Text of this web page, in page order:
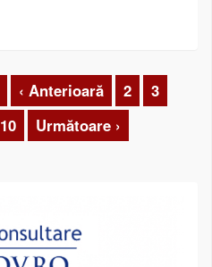
‹ Anterioară 2
3
10
Următoare ›